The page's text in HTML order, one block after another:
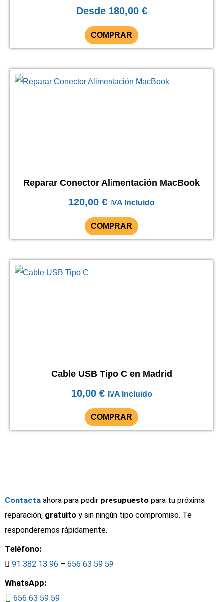
Desde 180,00 €
COMPRAR
Reparar Conector Alimentación MacBook
120,00 € IVA Incluido
COMPRAR
Cable USB Tipo C en Madrid
10,00 € IVA Incluido
COMPRAR
Contacta ahora para pedir presupuesto para tu próxima
reparación, gratuito y sin ningún tipo compromiso. Te
responderemos rápidamente.
Teléfono:
91 382 13 96 – 656 63 59 59
WhatsApp:
656 63 59 59